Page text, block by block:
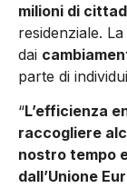
milioni di
residenziale.
dai
parte di
“L’efficienza
raccogliere
nostro tempo
dall’Unione